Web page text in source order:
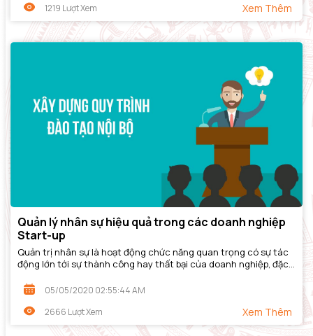
1219 Lượt Xem
Xem Thêm
Quản lý nhân sự hiệu quả trong các doanh nghiệp
Start-up
Quản trị nhân sự là hoạt động chức năng quan trọng có sự tác
động lớn tới sự thành công hay thất bại của doanh nghiệp, đặc
05/05/2020 02:55:44 AM
2666 Lượt Xem
Xem Thêm